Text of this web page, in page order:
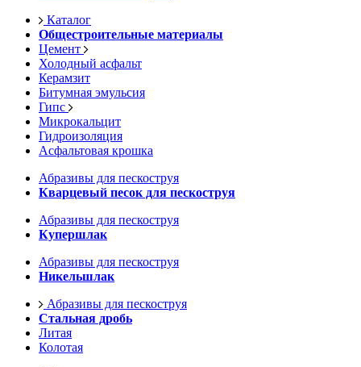
Каталог
Общестроительные материалы
Цемент
Холодный асфальт
Керамзит
Битумная эмульсия
Гипс
Микрокальцит
Гидроизоляция
Асфальтовая крошка
Абразивы для пескоструя
Кварцевый песок для пескоструя
Абразивы для пескоструя
Купершлак
Абразивы для пескоструя
Никельшлак
Абразивы для пескоструя
Стальная дробь
Литая
Колотая